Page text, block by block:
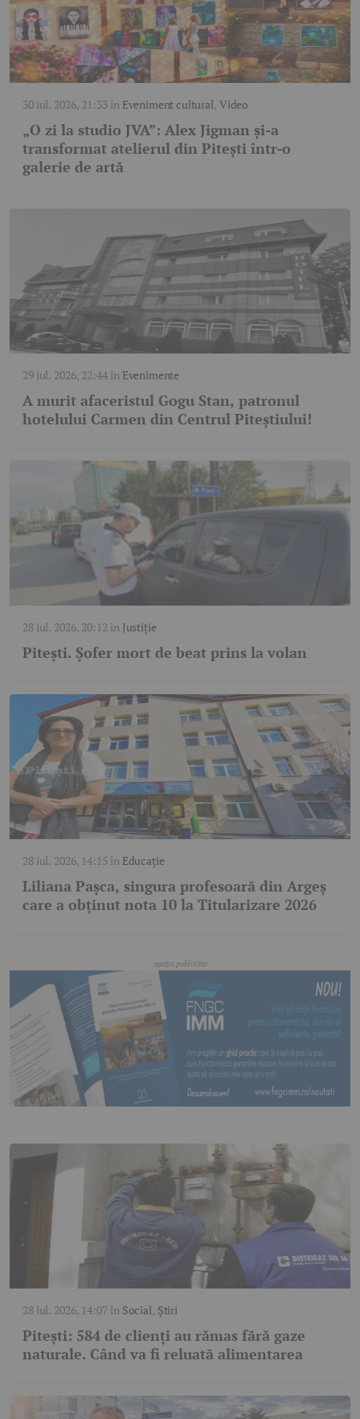
30 iul. 2026, 21:33în Eveniment cultural, Video
„O zi la studio JVA”: Alex Jigman și-a
transformat atelierul din Pitești într-o
galerie de artă
29 iul. 2026, 22:44în Evenimente
A murit afaceristul Gogu Stan, patronul
hotelului Carmen din Centrul Piteștiului!
28 iul. 2026, 20:12 în Justiție
Pitești. Șofer mort de beat prins la volan
28 iul. 2026, 14:15 în Educație
Liliana Pașca, singura profesoară din Argeș
care a obținut nota 10 la Titularizare 2026
28 iul. 2026, 14:07în Social, Știri
Pitești: 584 de clienți au rămas fără gaze
naturale. Când va fi reluată alimentarea